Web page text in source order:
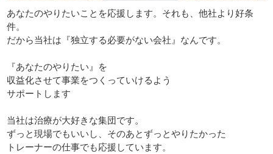
あなたのやりたいことを応援します。それも、他社より好条
件。
だから当社は『独立する必要がない会社』なんです。
『あなたのやりたい』を
収益化させて事業をつくっていけるよう
サポートします
当社は治療が大好きな集団です。
ずっと現場でもいいし、そのあとずっとやりたかった
トレーナーの仕事でも応援しています。